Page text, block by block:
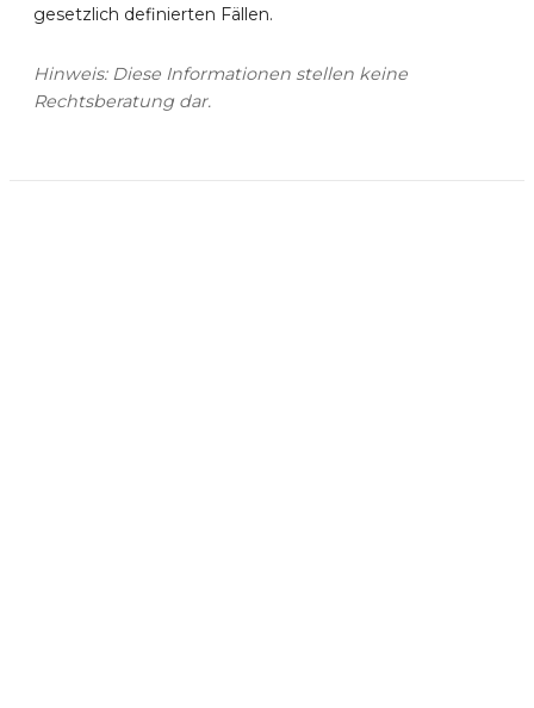
gesetzlich definierten Fällen.
Hinweis: Diese Informationen stellen keine
Rechtsberatung dar.